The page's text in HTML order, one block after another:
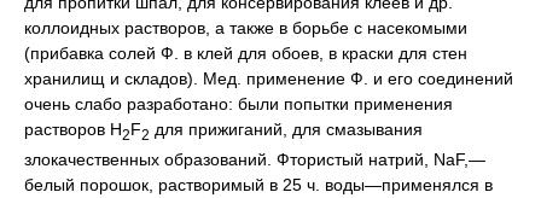
коллоидных растворов, а также в борьбе с насекомыми
(прибавка солей Ф. в клей для обоев, в краски для стен
хранилищ и складов). Мед. применение Ф. и его соединений
очень слабо разработано: были попытки применения
растворов H2F2 для прижиганий, для смазывания
злокачественных образований. Фтористый натрий, NaF,—
белый порошок, растворимый в 25 ч. воды—применялся в